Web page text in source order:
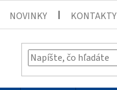
NOVINKY KONTAKTY